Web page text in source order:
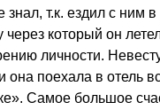
знал, т.к. ездил с ним
через который он
личности.
она поехала в отель
Самое большое